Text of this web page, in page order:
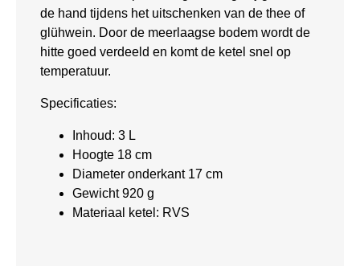
de hand tijdens het uitschenken van de thee of
glühwein. Door de meerlaagse bodem wordt de
hitte goed verdeeld en komt de ketel snel op
temperatuur.
Specificaties:
Inhoud: 3 L
Hoogte 18 cm
Diameter onderkant 17 cm
Gewicht 920 g
Materiaal ketel: RVS